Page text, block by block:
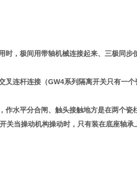
，极间用带轴机械连接起来、三极同步
连杆连接（GW4系列隔离开关只有一
水平分合闸、触头接触地方是在两个瓷
关当操动机构操动时，只有装在底座轴